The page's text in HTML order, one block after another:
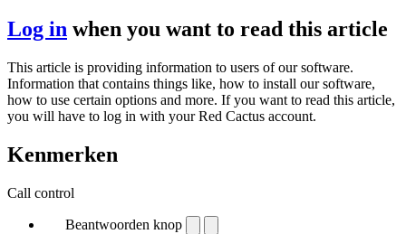
Log in when you want to read this article
This article is providing information to users of our software.
Information that contains things like, how to install our software,
how to use certain options and more. If you want to read this article,
you will have to log in with your Red Cactus account.
Kenmerken
Call control
Beantwoorden knop